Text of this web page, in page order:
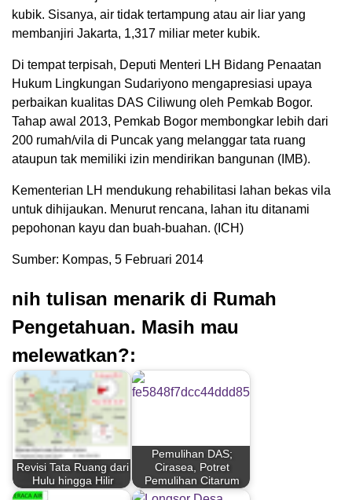
kubik. Sisanya, air tidak tertampung atau air liar yang
membanjiri Jakarta, 1,317 miliar meter kubik.
Di tempat terpisah, Deputi Menteri LH Bidang Penaatan
Hukum Lingkungan Sudariyono mengapresiasi upaya
perbaikan kualitas DAS Ciliwung oleh Pemkab Bogor.
Tahap awal 2013, Pemkab Bogor membongkar lebih dari
200 rumah/vila di Puncak yang melanggar tata ruang
ataupun tak memiliki izin mendirikan bangunan (IMB).
Kementerian LH mendukung rehabilitasi lahan bekas vila
untuk dihijaukan. Menurut rencana, lahan itu ditanami
pepohonan kayu dan buah-buahan. (ICH)
Sumber: Kompas, 5 Februari 2014
nih tulisan menarik di Rumah
Pengetahuan. Masih mau
melewatkan?:
Revisi Tata Ruang dari
Hulu hingga Hilir
Pemulihan DAS;
Cirasea, Potret
Pemulihan Citarum